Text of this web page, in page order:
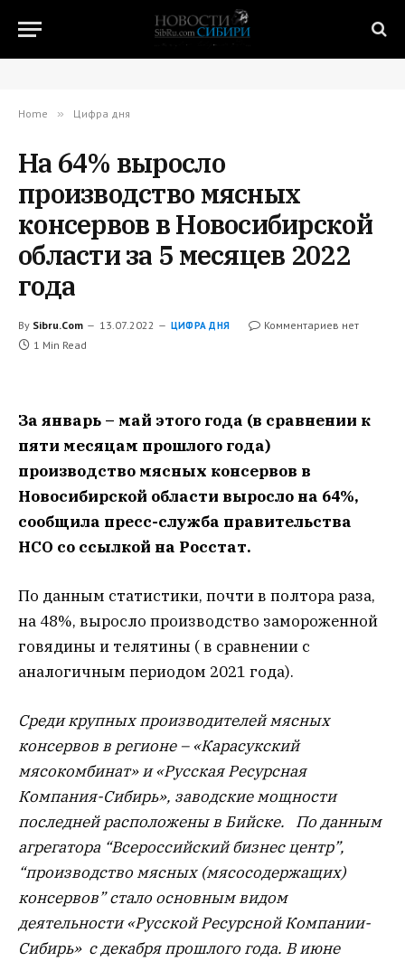
Home » Цифра дня
На 64% выросло
производство мясных
консервов в Новосибирской
области за 5 месяцев 2022
года
By Sibru.Com 13.07.2022 ЦИФРА ДНЯ
Комментариев нет
1 Min Read
За январь – май этого года (в сравнении к
пяти месяцам прошлого года)
производство мясных консервов в
Новосибирской области выросло на 64%,
сообщила пресс-служба правительства
НСО со ссылкой на Росстат.
По данным статистики, почти в полтора раза,
на 48%, выросло производство замороженной
говядины и телятины ( в сравнении с
аналогичным периодом 2021 года).
Среди крупных производителей мясных
консервов в регионе – «Карасукский
мясокомбинат» и «Русская Ресурсная
Компания-Сибирь», заводские мощности
последней расположены в Бийске. По данным
агрегатора “Всероссийский бизнес центр”,
“производство мясных (мясосодержащих)
консервов” стало основным видом
деятельности «Русской Ресурсной Компании-
Сибирь» с декабря прошлого года. В июне